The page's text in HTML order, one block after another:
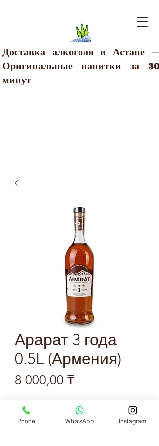
Доставка алкоголя в Астане —
Оригинальные напитки за 30
минут
Арарат 3 года
0.5L (Армения)
8 000,00 ₸Цена
Количество
Phone WhatsApp Instagram